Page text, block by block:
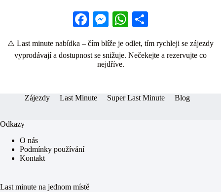
Fa
ce
bo
ok
M
es
se
ng
W
ts
ha
re
⚠️ Last minute nabídka – čím blíže je odlet, tím rychleji se zájezdy
vyprodávají a dostupnost se snižuje. Nečekejte a rezervujte co
nejdříve.
Zájezdy Last Minute Super Last Minute Blog
Odkazy
O nás
Podmínky používání
Kontakt
Last minute na jednom místě